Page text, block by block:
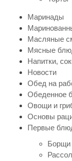
Маринады
Масляные
Мясные
Напитки,
Новости
Обед на
Обеденное
Овощи и
Основы
Первые
Борщи